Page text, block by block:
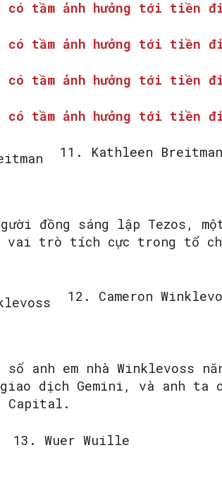
có tầm ảnh hưởng tới tiền
có tầm ảnh hưởng tới tiền
có tầm ảnh hưởng tới tiền
có tầm ảnh hưởng tới tiền
11. Kathleen Breitman
đồng sáng lập Tezos,
vai trò tích cực trong tổ
12. Cameron
anh em nhà Winklevoss
dịch Gemini, và anh
Capital.
13. Wuer Wuille